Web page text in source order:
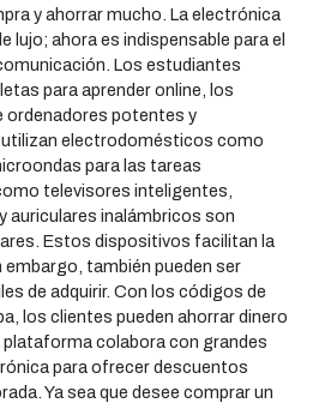
y ahorrar mucho. La electrónica
lujo; ahora es indispensable para el
Los estudiantes
para aprender online, los
ordenadores potentes y
electrodomésticos como
para las tareas
televisores inteligentes,
auriculares inalámbricos son
Estos dispositivos facilitan la
embargo, también pueden ser
de adquirir. Con los códigos de
los clientes pueden ahorrar dinero
plataforma colabora con grandes
para ofrecer descuentos
Ya sea que desee comprar un